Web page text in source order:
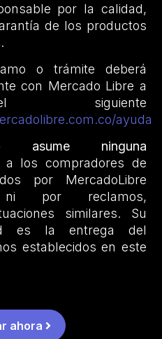
por la calidad,
de los productos
o trámite deberá
con Mercado Libre a
siguiente
ayuda
asume ninguna
a los compradores de
por MercadoLibre
ni por reclamos,
similares. Su
es la entrega del
establecidos en este
ahora